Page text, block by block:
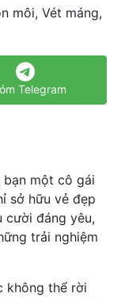
môi, Vét máng,
Telegram
bạn một cô gái
sở hữu vẻ đẹp
cười đáng yêu,
trải nghiệm
không thể rời